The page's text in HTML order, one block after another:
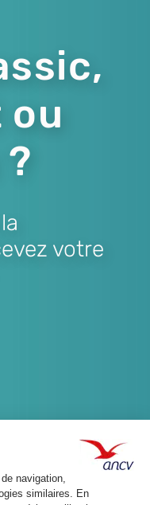
ou
votre